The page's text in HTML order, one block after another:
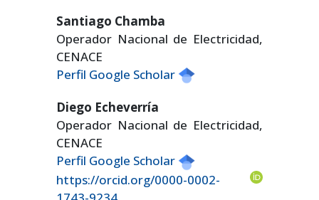
Santiago Chamba
Operador Nacional de Electricidad,
CENACE
Perfil Google Scholar
Diego Echeverría
Operador Nacional de Electricidad,
CENACE
Perfil Google Scholar
https://orcid.org/0000-0002-